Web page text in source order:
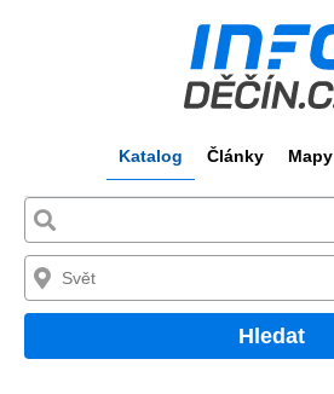
Katalog Články Mapy
Hledat